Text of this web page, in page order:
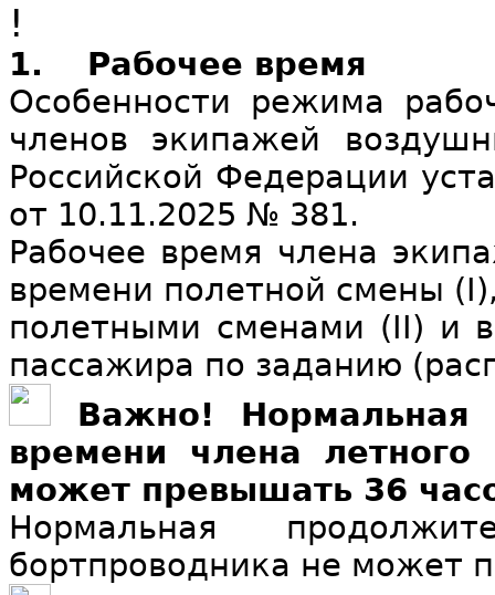
!
1. Рабочее время
Особенности режима
членов экипажей
Российской Федерации
от 10.11.2025 № 381.
Рабочее время члена
времени полетной смены
полетными сменами (II) и
пассажира по заданию
Важно! Нормальная
времени члена
может превышать 36
Нормальная
бортпроводника не может